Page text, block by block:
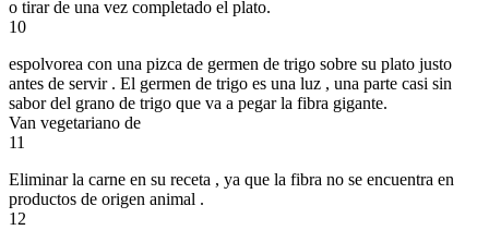
o tirar de una vez completado el plato.
10
espolvorea con una pizca de germen de trigo sobre su plato justo
antes de servir . El germen de trigo es una luz , una parte casi sin
sabor del grano de trigo que va a pegar la fibra gigante.
Van vegetariano de
11
Eliminar la carne en su receta , ya que la fibra no se encuentra en
productos de origen animal .
12